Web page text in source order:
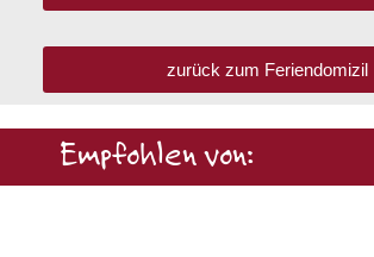
zurück zum Feriendomizil
Empfohlen von: